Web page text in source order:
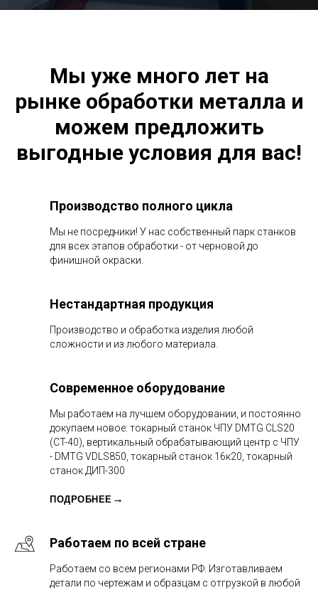
Мы уже много лет на
рынке обработки металла и
можем предложить
выгодные условия для вас!
Производство полного цикла
Мы не посредники! У нас собственный парк станков
для всех этапов обработки - от черновой до
финишной окраски.
Нестандартная продукция
Производство и обработка изделия любой
сложности и из любого материала.
Современное оборудование
Мы работаем на лучшем оборудовании, и постоянно
докупаем новое: токарный станок ЧПУ DMTG CLS20
(CT-40), вертикальный обрабатывающий центр с ЧПУ
- DMTG VDLS850, токарный станок 16к20, токарный
станок ДИП-300
ПОДРОБНЕЕ
Работаем по всей стране
Работаем со всем регионами РФ. Изготавливаем
детали по чертежам и образцам с отгрузкой в любой